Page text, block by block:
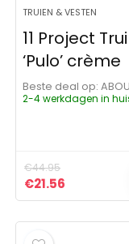
TRUIEN & VESTEN
11 Project Trui
‘Pulo’ crème
Beste deal op:
2-4 werkdagen in
€44.95
Oorspronkelijke
€21.56 Huidige